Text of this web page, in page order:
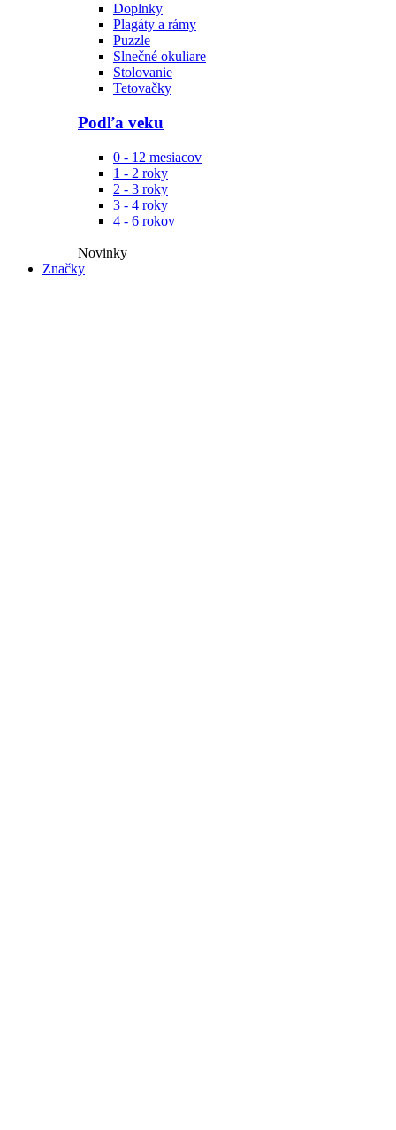
Doplnky
Plagáty a rámy
Puzzle
Slnečné okuliare
Stolovanie
Tetovačky
Podľa veku
0 - 12 mesiacov
1 - 2 roky
2 - 3 roky
3 - 4 roky
4 - 6 rokov
Novinky​
Značky